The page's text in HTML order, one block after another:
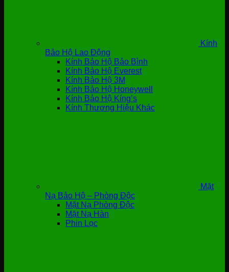
Kính
Bảo Hộ Lao Động
Kính Bảo Hộ Bảo Bình
Kính Bảo Hộ Everest
Kính Bảo Hộ 3M
Kính Bảo Hộ Honeywell
Kính Bảo Hộ Kíng’s
Kính Thương Hiệu Khác
Mặt
Nạ Bảo Hộ – Phòng Độc
Mặt Nạ Phòng Độc
Mặt Nạ Hàn
Phin Lọc